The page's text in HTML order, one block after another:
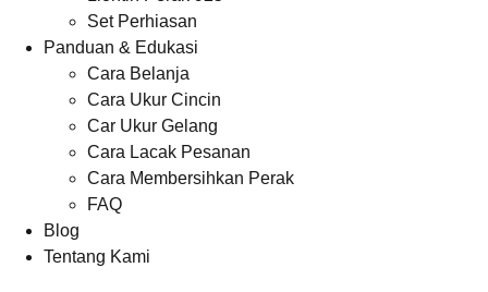
Set Perhiasan
Panduan & Edukasi
Cara Belanja
Cara Ukur Cincin
Car Ukur Gelang
Cara Lacak Pesanan
Cara Membersihkan Perak
FAQ
Blog
Tentang Kami